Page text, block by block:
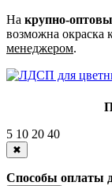
На крупно-
возможна окраска
менеджером.
5 10 20 40
✖
Способы оплаты